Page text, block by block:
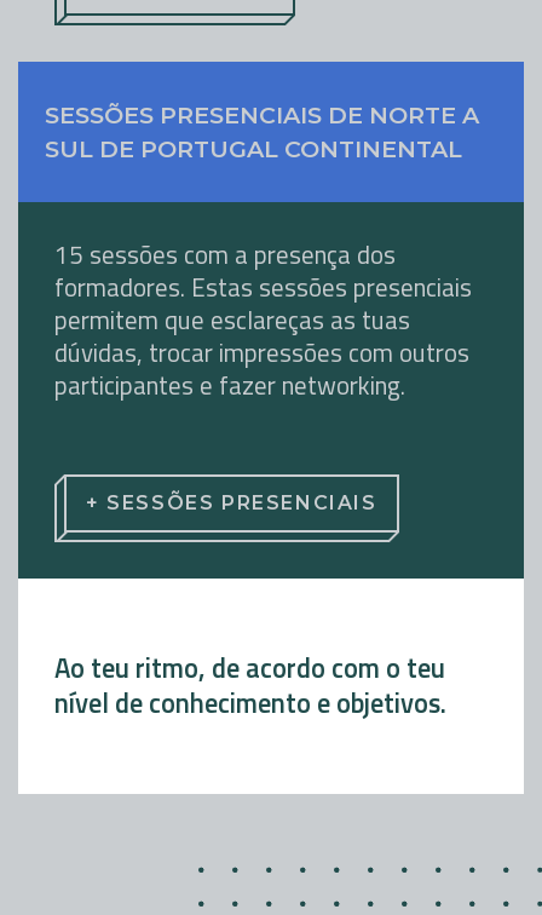
SESSÕES PRESENCIAIS DE NORTE A
SUL DE PORTUGAL CONTINENTAL
15 sessões com a presença dos
formadores. Estas sessões presenciais
permitem que esclareças as tuas
dúvidas, trocar impressões com outros
participantes e fazer networking.
+ SESSÕES PRESENCIAIS
Ao teu ritmo, de acordo com o teu
nível de conhecimento e objetivos.